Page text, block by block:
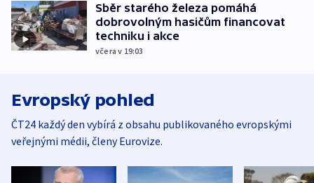
Sběr starého železa pomáhá
dobrovolným hasičům financovat
techniku i akce
včera v 19:03
Evropský pohled
ČT24 každý den vybírá z obsahu publikovaného evropskými
veřejnými médii, členy Eurovize.